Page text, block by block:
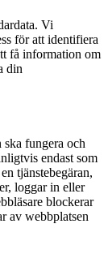
Vi
för att identifiera
få information om
din
ska fungera och
endast som
tjänstebegäran,
loggar in eller
blockerar
av webbplatsen